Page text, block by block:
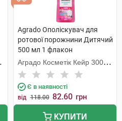
Agrado Ополіскувач для
ротової порожнини Дитячий
500 мл 1 флакон
Аградо Косметік Кейр 3000
С.Л.У.
Є в наявності
від 118.00 82.60 грн
КУПИТИ